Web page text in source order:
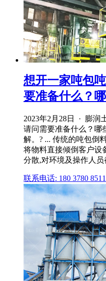
想开一家吨包
要准备什么？
2023年2月28日 · 膨润
请问需要准备什么？哪
解。? ... 传统的吨包倒
将物料直接倾倒客户设
分散,对环境及操作人员
联系电话: 180 3780 8511